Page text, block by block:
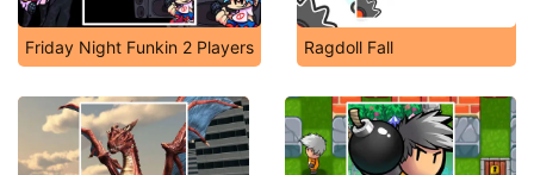
Friday Night Funkin 2 Players Ragdoll Fall